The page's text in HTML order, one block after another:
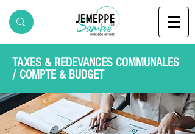
TAXES & REDEVANCES COMMUNALES
/ COMPTE & BUDGET